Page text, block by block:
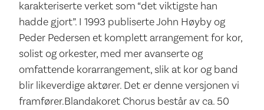
karakteriserte verket som “det viktigste han
hadde gjort”. I 1993 publiserte John Høyby og
Peder Pedersen et komplett arrangement for kor,
solist og orkester, med mer avanserte og
omfattende korarrangement, slik at kor og band
blir likeverdige aktører. Det er denne versjonen vi
framfører.Blandakoret Chorus består av ca. 50